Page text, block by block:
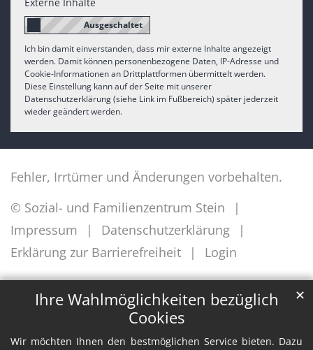
Ihre Wahlmöglichkeiten bezüglich
Cookies
Wir möchten Ihnen den bestmöglichen Service bieten. Dazu
✕
Ich bin damit einverstanden, dass mir externe Inhalte angezeigt
werden. Damit können personenbezogene Daten, IP-Adresse und
Cookie-Informationen an Drittplattformen übermittelt werden.
Diese Einstellung kann auf der Seite mit unserer
Datenschutzerklärung (siehe Link im Fußbereich) später jederzeit
wieder geändert werden.
Fehler, Irrtümer und Änderungen vorbehalten.
© Sozial- und Familienzentrum Stein
Impressum
Datenschutzerklärung
Erklärung zur Barrierefreiheit
Login